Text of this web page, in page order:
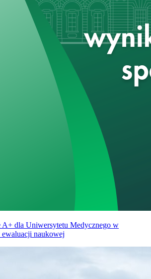
A+ dla Uniwersytetu Medycznego w
naukowej